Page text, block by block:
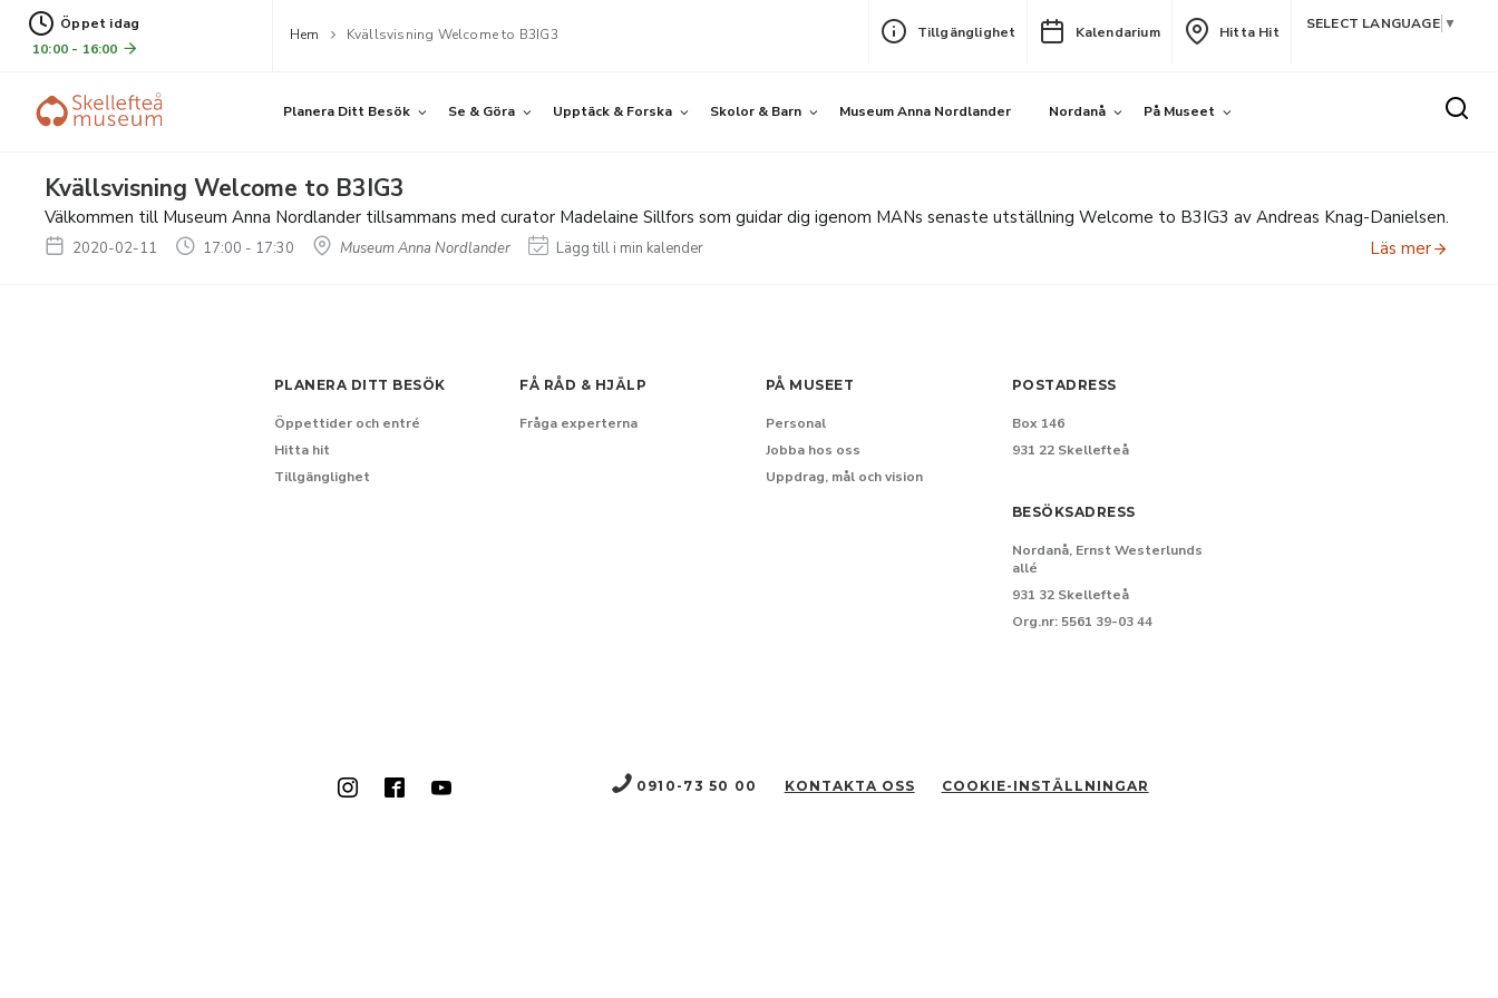
Öppet idag
10:00 - 16:00
Hem Kvällsvisning Welcome to B3IG3 Tillgänglighet Kalendarium Hitta Hit SELECT LANGUAGE ▼
Planera Ditt Besök Se & Göra Upptäck & Forska Skolor & Barn Museum Anna Nordlander Nordanå På Museet
Kvällsvisning Welcome to B3IG3
Välkommen till Museum Anna Nordlander tillsammans med curator Madelaine Sillfors som guidar dig igenom MANs senaste utställning Welcome to B3IG3 av Andreas Knag-Danielsen.
2020-02-11 17:00 - 17:30 Museum Anna Nordlander Lägg till i min kalender Läs mer
PLANERA DITT BESÖK
Öppettider och entré
Hitta hit
Tillgänglighet
FÅ RÅD & HJÄLP
Fråga experterna
PÅ MUSEET
Personal
Jobba hos oss
Uppdrag, mål och vision
POSTADRESS
Box 146
931 22 Skellefteå
BESÖKSADRESS
Nordanå, Ernst Westerlunds
allé
931 32 Skellefteå
Org.nr: 5561 39-03 44
0910-73 50 00 KONTAKTA OSS COOKIE-INSTÄLLNINGAR